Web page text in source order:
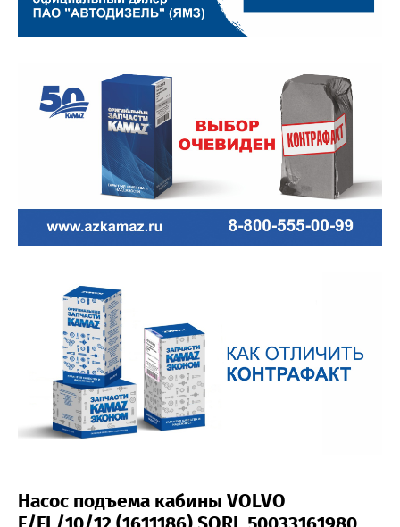
Насос подъема кабины VOLVO